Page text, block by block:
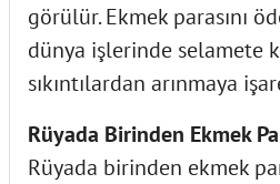
görülür. Ekmek parasını
dünya işlerinde selamete
sıkıntılardan arınmaya
Rüyada Birinden Ekmek
Rüyada birinden ekmek